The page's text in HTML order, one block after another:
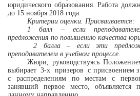
юридического образования. Работа
до 15 ноября 2018 года.
Критерии оценки. Присваивается:
1 балл – если
предложения по повышению качества
2 балла – если эти
преподавателем в учебном процессе.
Жюри, руководствуясь
выбирает 3-х призеров
с присвоением
с распределениям по местам с
занявший первое место, объявляется